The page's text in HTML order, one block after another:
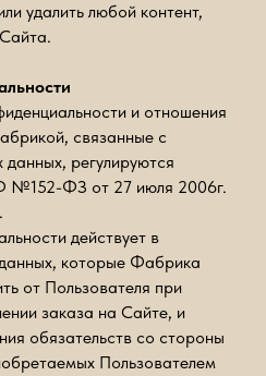
удалить любой контент,
и отношения
связанные с
регулируются
№152-ФЗ от 27 июля 2006г.
действует в
которые Фабрика
от Пользователя при
заказа на Сайте, и
обязательств со стороны
Пользователем